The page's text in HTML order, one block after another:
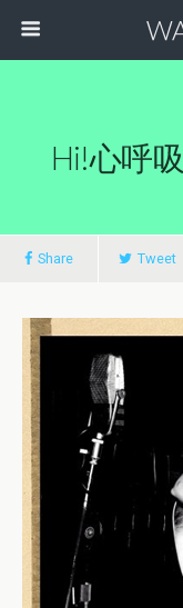
Hi!心呼
Share Tweet